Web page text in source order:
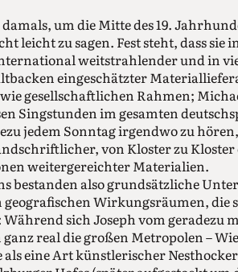
um die Mitte des 19.
leicht zu sagen. Fest steht, dass sie
weitstrahlender und in
eingeschätzter
gesellschaftlichen Rahmen;
Singstunden im gesamten
jedem Sonntag irgendwo zu
von Kloster zu Kloster
weitergereichter Materialien.
bestanden also grundsätzliche
geografischen Wirkungsräumen, die
sich Joseph vom geradezu
real die großen Metropolen –
eine Art künstlerischer